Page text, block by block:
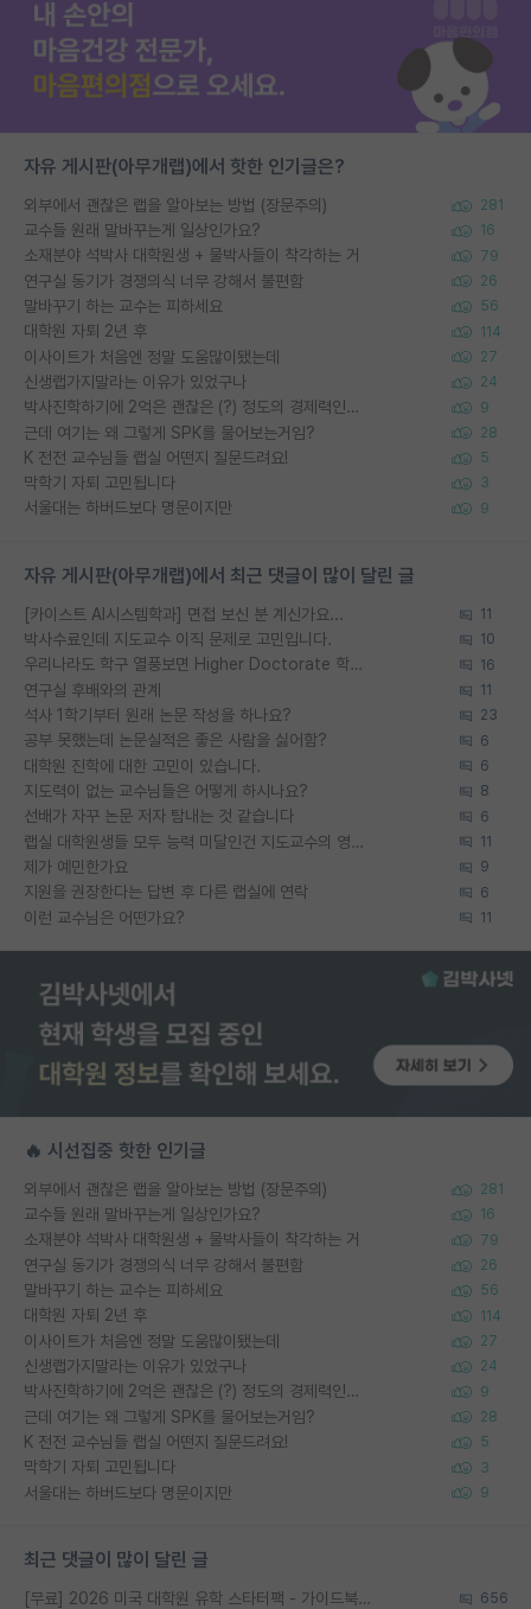
자유 게시판(아무개랩)에서 핫한 인기글은?
외부에서 괜찮은 랩을 알아보는 방법 (장문주의) 281
교수들 원래 말바꾸는게 일상인가요? 16
소재분야 석박사 대학원생 + 물박사들이 착각하는 거 79
연구실 동기가 경쟁의식 너무 강해서 불편함 26
말바꾸기 하는 교수는 피하세요 56
대학원 자퇴 2년 후 114
이사이트가 처음엔 정말 도움많이됐는데 27
신생랩가지말라는 이유가 있었구나 24
박사진학하기에 2억은 괜찮은 (?) 정도의 경제력인가요 9
근데 여기는 왜 그렇게 SPK를 물어보는거임? 28
K 전전 교수님들 랩실 어떤지 질문드려요! 5
막학기 자퇴 고민됩니다 3
서울대는 하버드보다 명문이지만 9
자유 게시판(아무개랩)에서 최근 댓글이 많이 달린 글
[카이스트 AI시스템학과] 면접 보신 분 계신가요... 11
박사수료인데 지도교수 이직 문제로 고민입니다. 10
우리나라도 학구 열풍보면 Higher Doctorate 학위가 필요하다고 봅니다. 16
연구실 후배와의 관계 11
석사 1학기부터 원래 논문 작성을 하나요? 23
공부 못했는데 논문실적은 좋은 사람을 싫어함? 6
대학원 진학에 대한 고민이 있습니다. 6
지도력이 없는 교수님들은 어떻게 하시나요? 8
선배가 자꾸 논문 저자 탐내는 것 같습니다 6
랩실 대학원생들 모두 능력 미달인건 지도교수의 영향 아닌가? 11
제가 예민한가요 9
지원을 권장한다는 답변 후 다른 랩실에 연락 6
이런 교수님은 어떤가요? 11
🔥 시선집중 핫한 인기글
외부에서 괜찮은 랩을 알아보는 방법 (장문주의) 281
교수들 원래 말바꾸는게 일상인가요? 16
소재분야 석박사 대학원생 + 물박사들이 착각하는 거 79
연구실 동기가 경쟁의식 너무 강해서 불편함 26
말바꾸기 하는 교수는 피하세요 56
대학원 자퇴 2년 후 114
이사이트가 처음엔 정말 도움많이됐는데 27
신생랩가지말라는 이유가 있었구나 24
박사진학하기에 2억은 괜찮은 (?) 정도의 경제력인가요 9
근데 여기는 왜 그렇게 SPK를 물어보는거임? 28
K 전전 교수님들 랩실 어떤지 질문드려요! 5
막학기 자퇴 고민됩니다 3
서울대는 하버드보다 명문이지만 9
최근 댓글이 많이 달린 글
[무료] 2026 미국 대학원 유학 스타터팩 - 가이드북 & 합격자 컨택메일 템플릿 656